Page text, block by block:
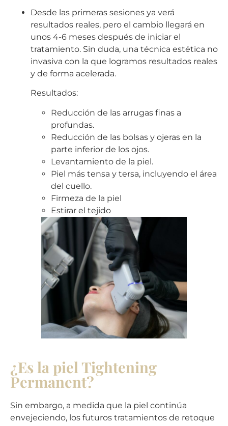
Desde las primeras sesiones ya verá
resultados reales, pero el cambio llegará en
unos 4-6 meses después de iniciar el
tratamiento. Sin duda, una técnica estética no
invasiva con la que logramos resultados reales
y de forma acelerada.
Resultados:
Reducción de las arrugas finas a
profundas.
Reducción de las bolsas y ojeras en la
parte inferior de los ojos.
Levantamiento de la piel.
Piel más tensa y tersa, incluyendo el área
del cuello.
Firmeza de la piel
Estirar el tejido
¿Es la piel Tightening
Permanent?
Sin embargo, a medida que la piel continúa
envejeciendo, los futuros tratamientos de retoque